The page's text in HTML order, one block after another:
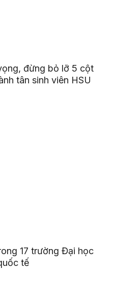
đừng bỏ lỡ 5 cột
tân sinh viên HSU
17 trường Đại học
tế